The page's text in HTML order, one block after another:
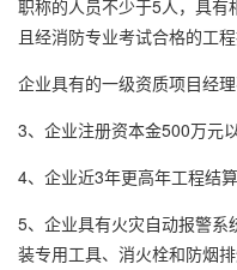
职称的人员不少于5人，具有
且经消防专业考试合格的工
企业具有的一级资质项目经
3、企业注册资本金500万元
4、企业近3年更高年工程结
5、企业具有火灾自动报警系
装专用工具、消火栓和防烟